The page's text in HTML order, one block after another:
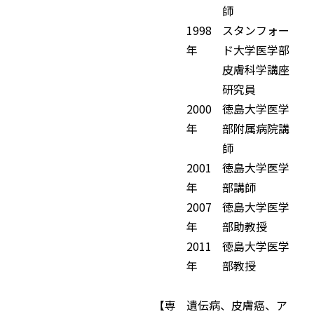
師
1998
年
スタンフォー
ド大学医学部
皮膚科学講座
研究員
2000
年
徳島大学医学
部附属病院講
師
2001
年
徳島大学医学
部講師
2007
年
徳島大学医学
部助教授
2011
年
徳島大学医学
部教授
【専
遺伝病、皮膚癌、ア